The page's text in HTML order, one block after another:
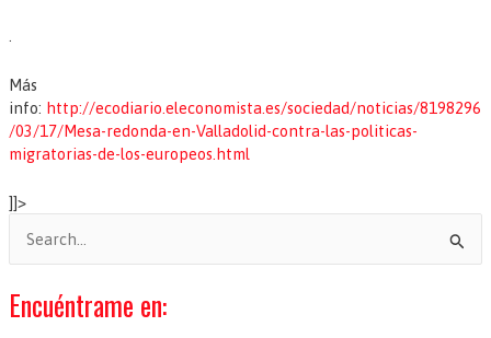
Más
info: http://ecodiario.eleconomista.es/sociedad/noticias/8198296
/03/17/Mesa-redonda-en-Valladolid-contra-las-politicas-
migratorias-de-los-europeos.html
]]>
s
cEncuéntrame en: